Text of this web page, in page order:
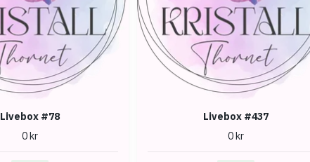
Livebox #78
0 kr
Livebox #437
0 kr